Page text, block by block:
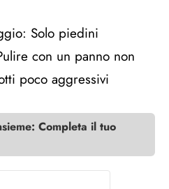
Solo piedini
con un panno non
poco aggressivi
Completa il tuo